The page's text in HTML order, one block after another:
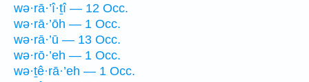
wə·rā·’î·ṯî — 12 Occ.
wə·rā·’ōh — 1 Occ.
wə·rā·’ū — 13 Occ.
wə·rō·’eh — 1 Occ.
wə·ṯê·rā·’eh — 1 Occ.